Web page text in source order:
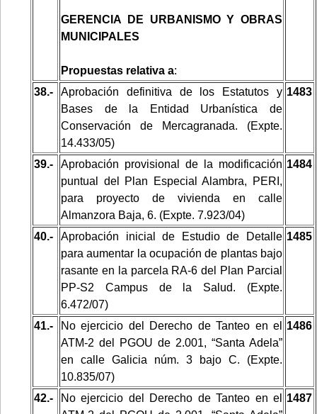
GERENCIA DE URBANISMO Y OBRAS
MUNICIPALES
Propuestas relativa a:
38.-
Aprobación definitiva de los Estatutos y
Bases de la Entidad Urbanística de
Conservación de Mercagranada. (Expte.
14.433/05)
1483
39.-
Aprobación provisional de la modificación
puntual del Plan Especial Alambra, PERI,
para proyecto de vivienda en calle
Almanzora Baja, 6. (Expte. 7.923/04)
1484
40.-
Aprobación inicial de Estudio de Detalle
para aumentar la ocupación de plantas bajo
rasante en la parcela RA-6 del Plan Parcial
PP-S2 Campus de la Salud. (Expte.
6.472/07)
1485
41.-
No ejercicio del Derecho de Tanteo en el
ATM-2 del PGOU de 2.001, “Santa Adela”
en calle Galicia núm. 3 bajo C. (Expte.
10.835/07)
1486
42.-
No ejercicio del Derecho de Tanteo en el
1487